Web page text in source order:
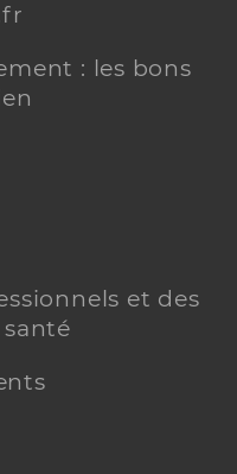
: les bons
et des